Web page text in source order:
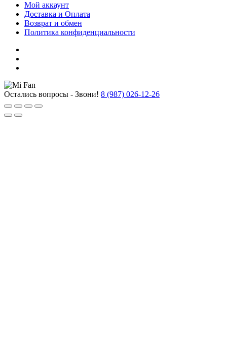
Мой аккаунт
Доставка и Оплата
Возврат и обмен
Политика конфиденциальности
Остались вопросы - Звони! 8 (987) 026-12-26